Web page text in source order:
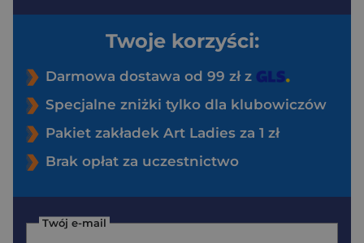
Twoje korzyści:
Darmowa dostawa od 99 zł z
Specjalne zniżki tylko dla klubowiczów
Pakiet zakładek Art Ladies za 1 zł
Brak opłat za uczestnictwo
Twój e-mail